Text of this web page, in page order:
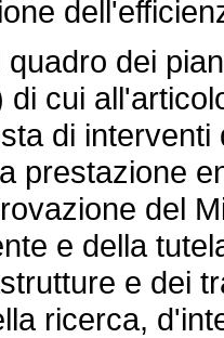
dei
di cui
di
prestazione
del
e della
e dei
ricerca,